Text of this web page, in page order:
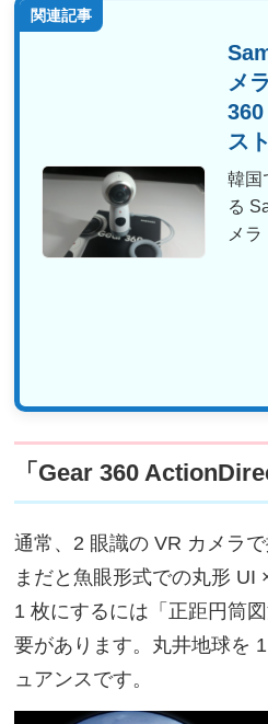
関連記事
メ
ス
韓国
る
メ
「Gear 360
通常、2 眼識の VR カメラ
まだと魚眼形式での丸形 UI
1 枚にするには「正距円筒
要があります。丸井地球を
ュアンスです。